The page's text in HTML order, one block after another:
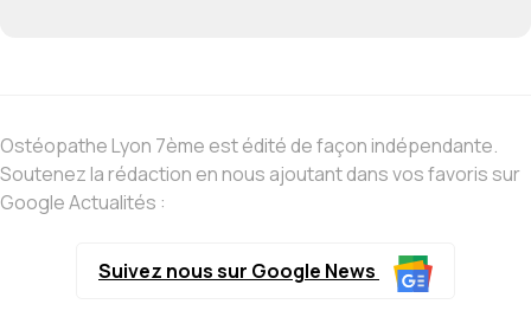
Ostéopathe Lyon 7ème est édité de façon indépendante.
Soutenez la rédaction en nous ajoutant dans vos favoris sur
Google Actualités :
Suivez nous sur Google News